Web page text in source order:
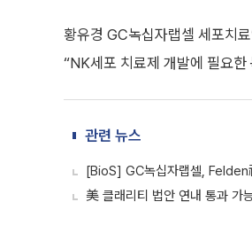
황유경 GC녹십자랩셀 세포치
“NK세포 치료제 개발에 필요
관련 뉴스
[BioS] GC녹십자랩셀, Felden
美 클래리티 법안 연내 통과 가